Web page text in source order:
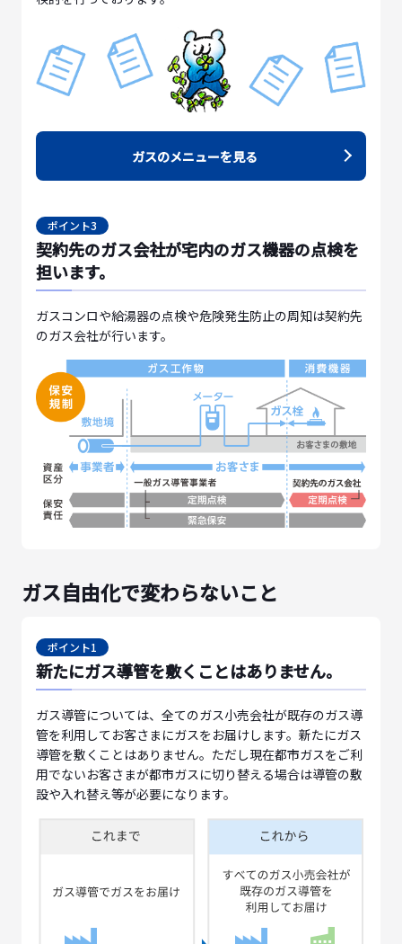
ガスのメニューを見る
ポイント3
契約先のガス会社が宅内のガス機器の点検を
担います。
ガスコンロや給湯器の点検や危険発生防止の周知は契約先
のガス会社が行います。
ガス自由化で変わらないこと
ポイント1
新たにガス導管を敷くことはありません。
ガス導管については、全てのガス小売会社が既存のガス導
管を利用してお客さまにガスをお届けします。新たにガス
導管を敷くことはありません。ただし現在都市ガスをご利
用でないお客さまが都市ガスに切り替える場合は導管の敷
設や入れ替え等が必要になります。